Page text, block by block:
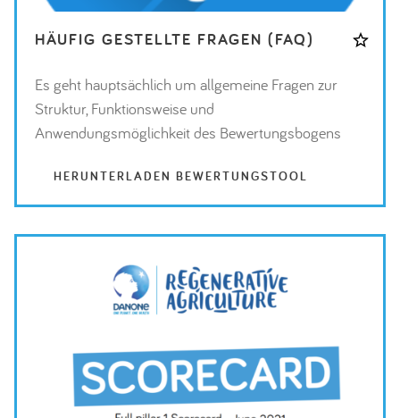
HÄUFIG GESTELLTE FRAGEN (FAQ)
Es geht hauptsächlich um allgemeine Fragen zur
Struktur, Funktionsweise und
Anwendungsmöglichkeit des Bewertungsbogens
HERUNTERLADEN BEWERTUNGSTOOL